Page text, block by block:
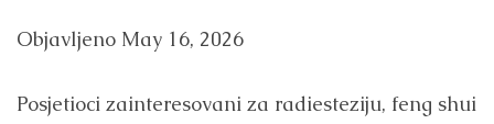
Objavljeno May 16, 2026
Posjetioci zainteresovani za radiesteziju, feng shui